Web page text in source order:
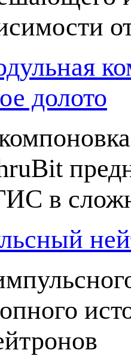
долото
в